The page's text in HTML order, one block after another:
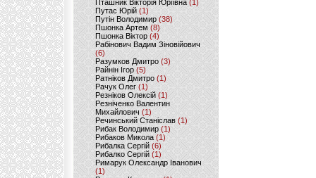
Пташник Вікторія Юріївна (1)
Путас Юрій (1)
Путін Володимир(38)
Пшонка Артем (8)
Пшонка Віктор(4)
Рабінович Вадим Зіновійович
(6)
Разумков Дмитро (3)
Райнін Ігор(5)
Ратніков Дмитро (1)
Рачук Олег (1)
Резніков Олексій(1)
Резніченко Валентин
Михайлович (1)
Речинський Станіслав (1)
Рибак Володимир(1)
Рибаков Микола(1)
Рибалка Сергій (6)
Рибалко Сергій (1)
Римарук Олександр Іванович
(1)